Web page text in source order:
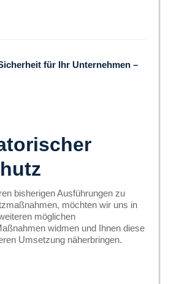
für Ihr Unternehmen –
bisherigen Ausführungen zu
möchten wir uns in
möglichen
widmen und Ihnen diese
Umsetzung näherbringen.